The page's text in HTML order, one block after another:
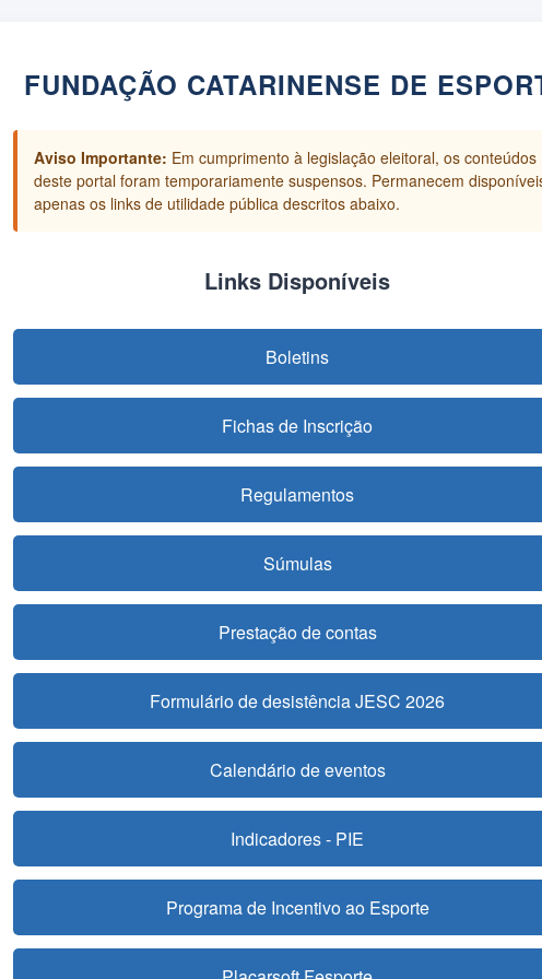
FUNDAÇÃO CATARINENSE DE
Aviso Importante: Em cumprimento à legislação eleitoral, os conteúdos
deste portal foram temporariamente suspensos. Permanecem
apenas os links de utilidade pública descritos abaixo.
Links Disponíveis
Boletins
Fichas de Inscrição
Regulamentos
Súmulas
Prestação de contas
Formulário de desistência JESC 2026
Calendário de eventos
Indicadores - PIE
Programa de Incentivo ao Esporte